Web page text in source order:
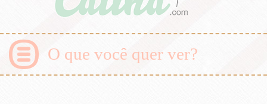
O que você quer ver?